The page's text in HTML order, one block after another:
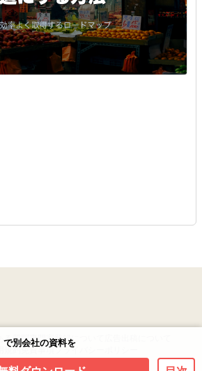
で別会社の資料を
る質問 専門家登録について
規約 免責事項 プライバシーポリシー